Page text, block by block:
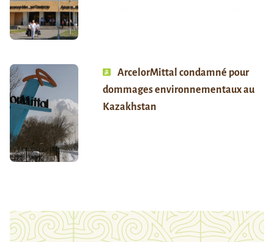
ArcelorMittal condamné pour
dommages environnementaux au
Kazakhstan